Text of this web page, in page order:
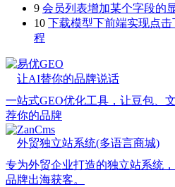
9 会员列表增加某个字段的
10 下载模型下前端实现点
程
易优GEO
让AI替你的品牌说话
一站式GEO优化工具，让豆包、
荐你的品牌
ZanCms
外贸独立站系统(多语言商城)
专为外贸企业打造的独立站系统
品牌出海获客。